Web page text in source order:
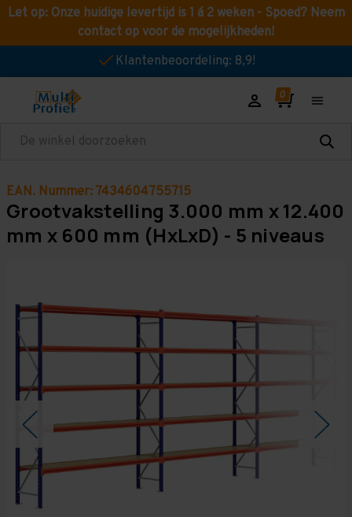
Let op: Onze huidige levertijd is 1 á 2 weken - Spoed? Neem
contact op voor de mogelijkheden!
Klantenbeoordeling: 8,9!
Zoeken
EAN. Nummer: 7434604755715
Grootvakstelling 3.000 mm x 12.400
mm x 600 mm (HxLxD) - 5 niveaus